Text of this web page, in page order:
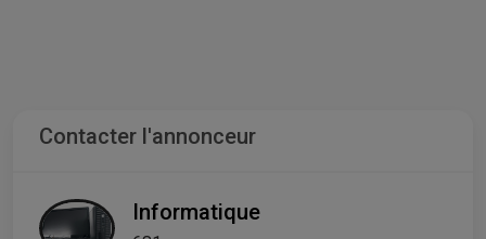
Contacter l'annonceur
Informatique